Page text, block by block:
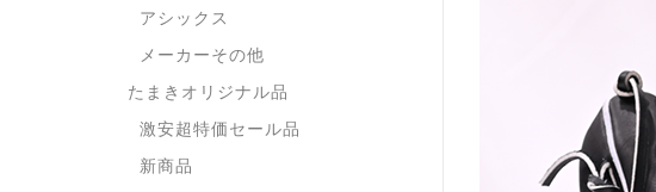
アシックス
メーカーその他
たまきオリジナル品
激安超特価セール品
新商品